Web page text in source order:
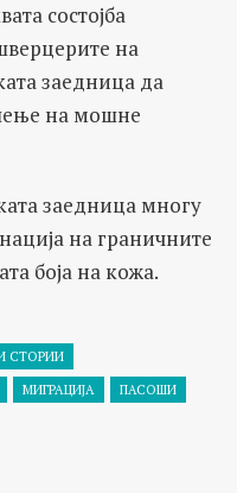
состојба
на
заедница да
на мошне
заедница многу
на граничните
боја на кожа.
СТОРИИ
МИГРАЦИЈА
ПАСОШИ